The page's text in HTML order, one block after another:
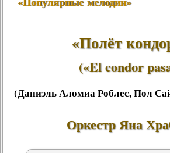
«Полёт
(«El condor
(Даниэль Аломиа Роблес, Пол
Оркестр Яна